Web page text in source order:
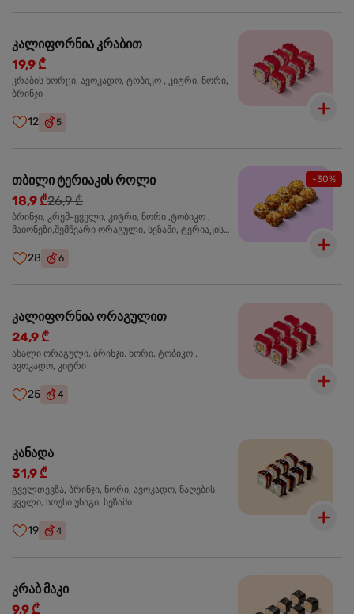
კალიფორნია კრაბით
19,9 ₾
კრაბის ხორცი, ავოკადო, ტობიკო , კიტრი, ნორი,
ბრინჯი
12 5
-30%
თბილი ტერიაკის როლი
18,9 ₾26,9 ₾
ბრინჯი, კრემ-ყველი, კიტრი, ნორი ,ტობიკო ,
მაიონეზი,შემწვარი ორაგული, სეზამი, ტერიაკის
28 6
კალიფორნია ორაგულით
24,9 ₾
ახალი ორაგული, ბრინჯი, ნორი, ტობიკო ,
ავოკადო, კიტრი
25 4
კანადა
31,9 ₾
გველთევზა, ბრინჯი, ნორი, ავოკადო, ნაღების
ყველი, სოუსი უნაგი, სეზამი
19 4
კრაბ მაკი
9,9 ₾